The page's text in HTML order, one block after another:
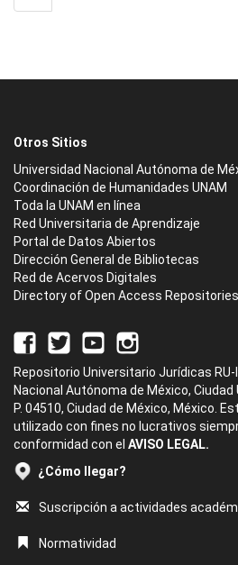
Otros Sitios
Universidad Nacional Autónoma de
Coordinación de Humanidades UNAM
Toda la UNAM en línea
Red Universitaria de Aprendizaje
Portal de Datos Abiertos
Dirección General de Bibliotecas
Red de Acervos Digitales
Directory of Open Access Repositories
Repositorio Universitario Jurídicas RU-
Nacional Autónoma de México, Ciudad
P. 04510, Ciudad de México, México.
utilizado con fines no lucrativos
conformidad con el AVISO LEGAL.
¿Cómo llegar?
Suscripción a actividades
Normatividad